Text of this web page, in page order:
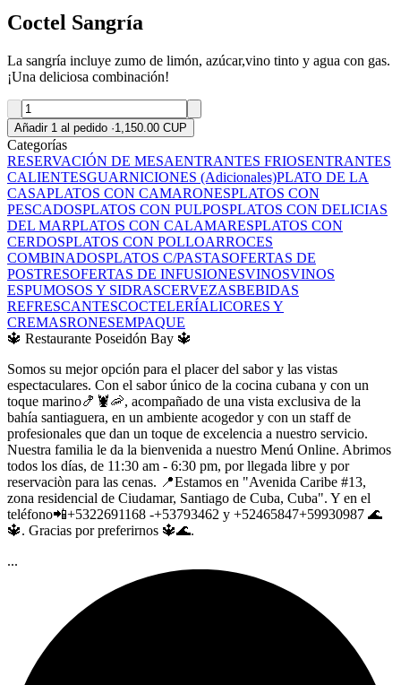
Coctel Sangría
La sangría incluye zumo de limón, azúcar,vino tinto y agua con gas.
¡Una deliciosa combinación!
Añadir 1 al pedido ·1,150.00 CUP
Categorías
RESERVACIÓN DE MESAENTRANTES FRIOSENTRANTES
CALIENTESGUARNICIONES (Adicionales)PLATO DE LA
CASAPLATOS CON CAMARONESPLATOS CON
PESCADOSPLATOS CON PULPOSPLATOS CON DELICIAS
DEL MARPLATOS CON CALAMARESPLATOS CON
CERDOSPLATOS CON POLLOARROCES
COMBINADOSPLATOS C/PASTASOFERTAS DE
POSTRESOFERTAS DE INFUSIONESVINOSVINOS
ESPUMOSOS Y SIDRASCERVEZASBEBIDAS
REFRESCANTESCOCTELERÍALICORES Y
CREMASRONESEMPAQUE
🔱 Restaurante Poseidón Bay 🔱
Somos su mejor opción para el placer del sabor y las vistas
espectaculares. Con el sabor único de la cocina cubana y con un
toque marino🍤🦞🦐, acompañado de una vista exclusiva de la
bahía santiaguera, en un ambiente acogedor y con un staff de
profesionales que dan un toque de excelencia a nuestro servicio.
Nuestra familia le da la bienvenida a nuestro Menú Online. Abrimos
todos los días, de 11:30 am - 6:30 pm, por llegada libre y por
reservaciòn para las cenas. 📍Estamos en "Avenida Caribe #13,
zona residencial de Ciudamar, Santiago de Cuba, Cuba". Y en el
teléfono📲+5322691168 -+53793462 y +52465847+59930987 🌊
🔱. Gracias por preferirnos 🔱🌊.
...